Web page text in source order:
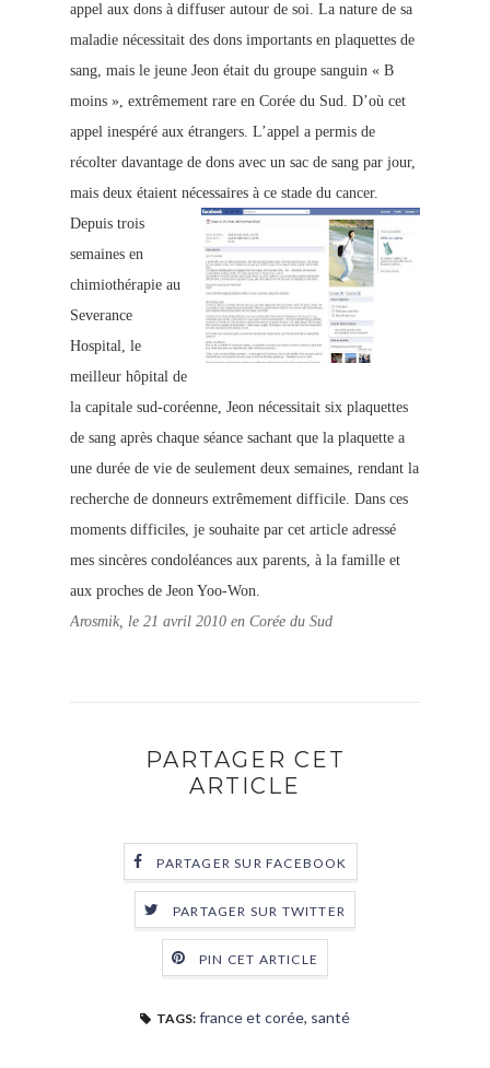
appel aux dons à diffuser autour de soi. La nature de sa
maladie nécessitait des dons importants en plaquettes de
sang, mais le jeune Jeon était du groupe sanguin « B
moins », extrêmement rare en Corée du Sud. D’où cet
appel inespéré aux étrangers. L’appel a permis de
récolter davantage de dons avec un sac de sang par jour,
mais deux étaient nécessaires à ce stade du cancer.
Depuis trois
semaines en
chimiothérapie au
Severance
Hospital, le
meilleur hôpital de
la capitale sud-coréenne, Jeon nécessitait six plaquettes
de sang après chaque séance sachant que la plaquette a
une durée de vie de seulement deux semaines, rendant la
recherche de donneurs extrêmement difficile. Dans ces
moments difficiles, je souhaite par cet article adressé
mes sincères condoléances aux parents, à la famille et
aux proches de Jeon Yoo-Won.
Arosmik, le 21 avril 2010 en Corée du Sud
PARTAGER CET
ARTICLE
PARTAGER SUR FACEBOOK
PARTAGER SUR TWITTER
PIN CET ARTICLE
TAGS: france et corée, santé